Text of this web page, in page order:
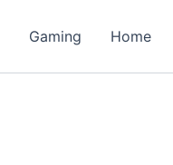
Gaming Home